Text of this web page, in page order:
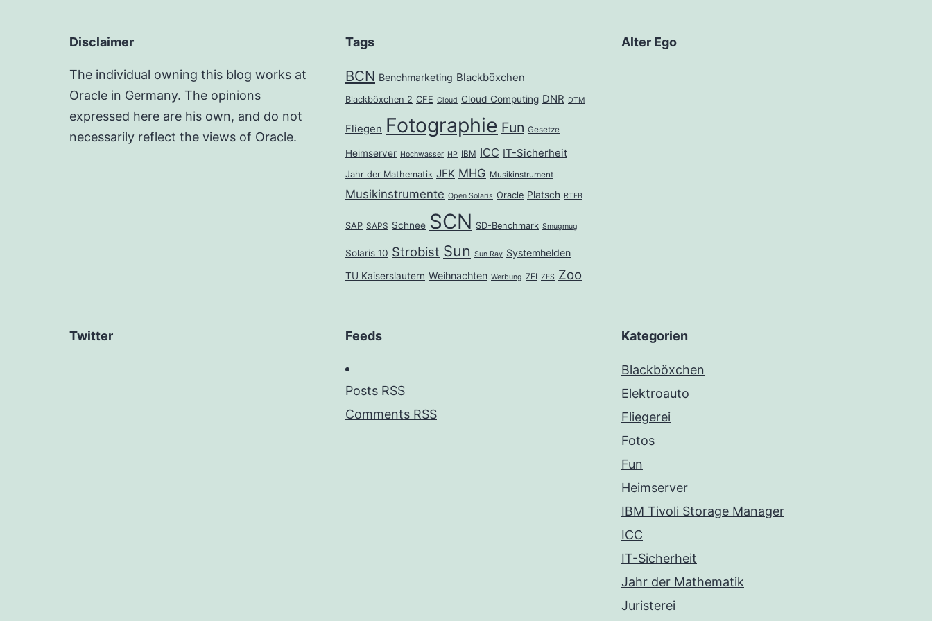
Disclaimer
The individual owning this blog works at
Oracle in Germany. The opinions
expressed here are his own, and do not
necessarily reflect the views of Oracle.
Tags
BCN Benchmarketing Blackböxchen
Blackböxchen 2 CFE Cloud Cloud Computing DNR DTM
Fliegen Fotographie Fun Gesetze
Heimserver Hochwasser HP IBM ICC IT-Sicherheit
Jahr der Mathematik JFK MHG Musikinstrument
Musikinstrumente Open Solaris Oracle Platsch RTFB
SAP SAPS Schnee SCN SD-Benchmark Smugmug
Solaris 10 Strobist Sun Sun Ray Systemhelden
TU Kaiserslautern Weihnachten Werbung ZEI ZFS Zoo
Alter Ego
Twitter Feeds
Posts RSS
Comments RSS
Kategorien
Blackböxchen
Elektroauto
Fliegerei
Fotos
Fun
Heimserver
IBM Tivoli Storage Manager
ICC
IT-Sicherheit
Jahr der Mathematik
Juristerei